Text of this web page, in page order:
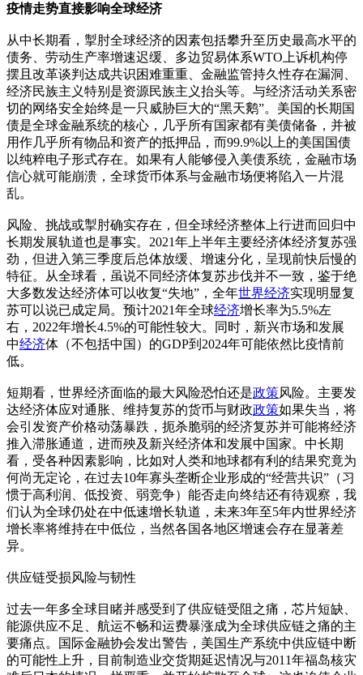
疫情走势直接影响全球经济
从中长期看，掣肘全球经济的因素包括攀升至历史最高水平的
债务、劳动生产率增速迟缓、多边贸易体系WTO上诉机构停
摆且改革谈判达成共识困难重重、金融监管持久性存在漏洞、
经济民族主义特别是资源民族主义抬头等。与经济活动关系密
切的网络安全始终是一只威胁巨大的“黑天鹅”。美国的长期国
债是全球金融系统的核心，几乎所有国家都有美债储备，并被
用作几乎所有物品和资产的抵押品，而99.9%以上的美国国债
以纯粹电子形式存在。如果有人能够侵入美债系统，金融市场
信心就可能崩溃，全球货币体系与金融市场便将陷入一片混
乱。
风险、挑战或掣肘确实存在，但全球经济整体上行进而回归中
长期发展轨道也是事实。2021年上半年主要经济体经济复苏强
劲，但进入第三季度后总体放缓、增速分化，呈现前快后慢的
特征。从全球看，虽说不同经济体复苏步伐并不一致，鉴于绝
大多数发达经济体可以收复“失地”，全年世界经济实现明显复
苏可以说已成定局。预计2021年全球经济增长率为5.5%左
右，2022年增长4.5%的可能性较大。同时，新兴市场和发展
中经济体（不包括中国）的GDP到2024年可能依然比疫情前
低。
短期看，世界经济面临的最大风险恐怕还是政策风险。主要发
达经济体应对通胀、维持复苏的货币与财政政策如果失当，将
会引发资产价格动荡暴跌，扼杀脆弱的经济复苏并可能将经济
推入滞胀通道，进而殃及新兴经济体和发展中国家。中长期
看，受各种因素影响，比如对人类和地球都有利的结果究竟为
何尚无定论，在过去10年寡头垄断企业形成的“经营共识”（习
惯于高利润、低投资、弱竞争）能否走向终结还有待观察，我
们认为全球仍处在中低速增长轨道，未来3年至5年内世界经济
增长率将维持在中低位，当然各国各地区增速会存在显著差
异。
供应链受损风险与韧性
过去一年多全球目睹并感受到了供应链受阻之痛，芯片短缺、
能源供应不足、航运不畅和运费暴涨成为全球供应链之痛的主
要痛点。国际金融协会发出警告，美国生产系统中供应链中断
的可能性上升，目前制造业交货期延迟情况与2011年福岛核灾